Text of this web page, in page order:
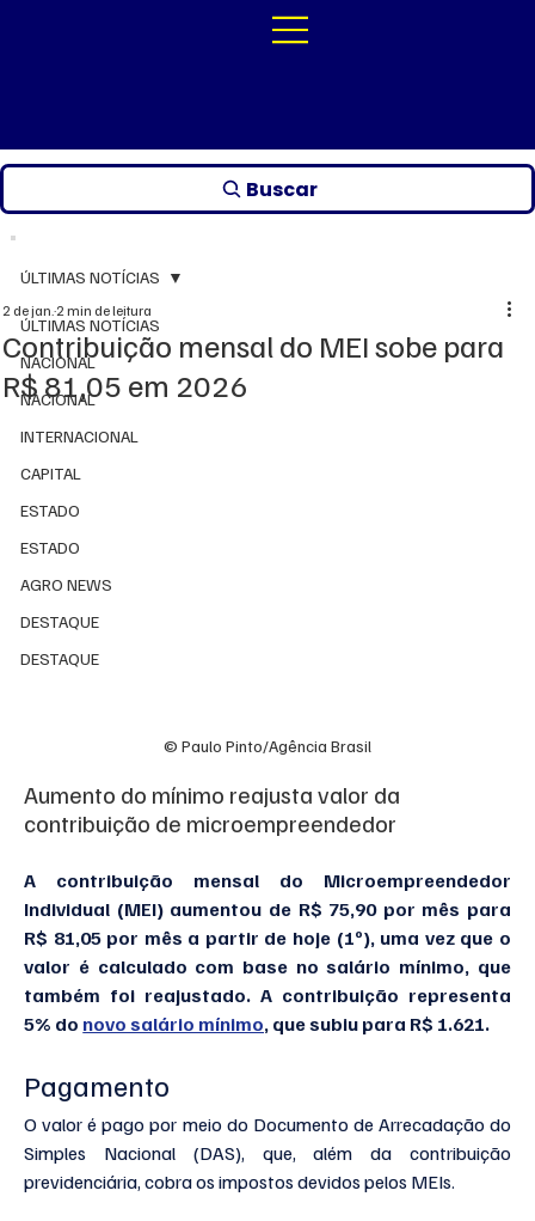
Buscar
ÚLTIMAS NOTÍCIAS
NACIONAL
NACIONAL
INTERNACIONAL
CAPITAL
ESTADO
ESTADO
AGRO NEWS
DESTAQUE
DESTAQUE
ÚLTIMAS NOTÍCIAS
Contribuição mensal do MEI sobe para
R$ 81,05 em 2026
2 de jan.2 min de leitura
© Paulo Pinto/Agência Brasil
Aumento do mínimo reajusta valor da
contribuição de microempreendedor
A contribuição mensal do Microempreendedor
Individual (MEI) aumentou de R$ 75,90 por mês para
R$ 81,05 por mês a partir de hoje (1º), uma vez que o
valor é calculado com base no salário mínimo, que
também foi reajustado. A contribuição representa
5% do novo salário mínimo, que subiu para R$ 1.621.
Pagamento
O valor é pago por meio do Documento de Arrecadação do
Simples Nacional (DAS), que, além da contribuição
previdenciária, cobra os impostos devidos pelos MEIs.